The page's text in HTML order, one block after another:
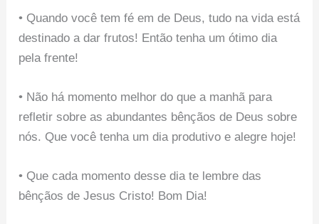
• Quando você tem fé em de Deus, tudo na vida está
destinado a dar frutos! Então tenha um ótimo dia
pela frente!
• Não há momento melhor do que a manhã para
refletir sobre as abundantes bênçãos de Deus sobre
nós. Que você tenha um dia produtivo e alegre hoje!
• Que cada momento desse dia te lembre das
bênçãos de Jesus Cristo! Bom Dia!